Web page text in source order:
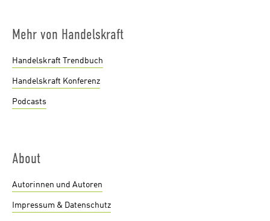
Mehr von Handelskraft
Handelskraft Trendbuch
Handelskraft Konferenz
Podcasts
About
Autorinnen und Autoren
Impressum & Datenschutz